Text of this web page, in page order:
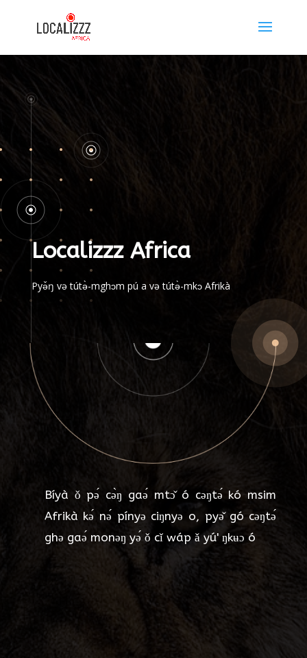
Localizzz Africa
Pyə̌ŋ və tútə̀-mghɔm pú a və tútə̀-mkɔ Afrikà
Bíyà ǒ pə́ cə̀ŋ gaə́ mtɔ̌ ó cəŋtə́ kó msim
Afrikà kə́ nə́ pínyə ciŋnyə o, pyə̌ gó cəŋtə́
ghə gaə́ monəŋ yə́ ǒ cǐ wáp ǎ yú' ŋkʉɔ ó